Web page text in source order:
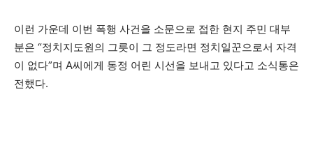
이런 가운데 이번 폭행 사건을 소문으로 접한 현지 주민 대부
분은 “정치지도원의 그릇이 그 정도라면 정치일꾼으로서 자격
이 없다”며 A씨에게 동정 어린 시선을 보내고 있다고 소식통은
전했다.